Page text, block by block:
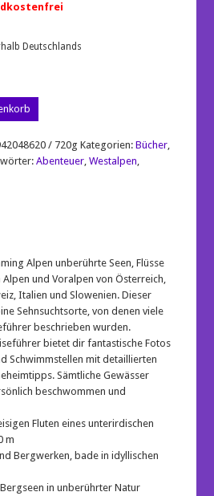
Deutschlands
/ 720g Kategorien:Bücher,
Abenteuer,Westalpen,
Alpen unberührte Seen, Flüsse
und Voralpen von Österreich,
Italien und Slowenien. Dieser
Sehnsuchtsorte, von denen viele
beschrieben wurden.
bietet dir fantastische Fotos
Schwimmstellen mit detaillierten
Sämtliche Gewässer
beschwommen und
Fluten eines unterirdischen
m
Bergwerken, bade in idyllischen
in unberührter Natur